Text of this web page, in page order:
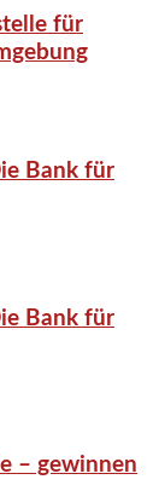
für
Bank für
Bank für
– gewinnen